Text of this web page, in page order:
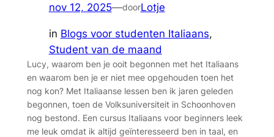
nov 12, 2025—doorLotje
in Blogs voor studenten Italiaans
Student van de maand
Lucy, waarom ben je ooit begonnen met het Italiaans
en waarom ben je er niet mee opgehouden toen het
nog kon? Met Italiaanse lessen ben ik jaren geleden
begonnen, toen de Volksuniversiteit in Schoonhoven
nog bestond. Een cursus Italiaans voor beginners leek
me leuk omdat ik altijd geïnteresseerd ben in taal, en